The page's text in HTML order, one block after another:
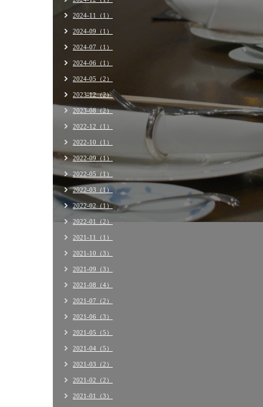
2024-11（1）
2024-09（1）
2024-07（1）
2024-06（1）
2024-05（2）
2023-12（2）
2023-08（2）
2022-12（1）
2022-10（1）
2022-09（1）
2022-05（1）
2022-03（1）
2022-02（1）
2022-01（2）
2021-11（1）
2021-10（3）
2021-09（3）
2021-08（4）
2021-07（2）
2021-06（3）
2021-05（5）
2021-04（5）
2021-03（2）
2021-02（2）
2021-01（3）